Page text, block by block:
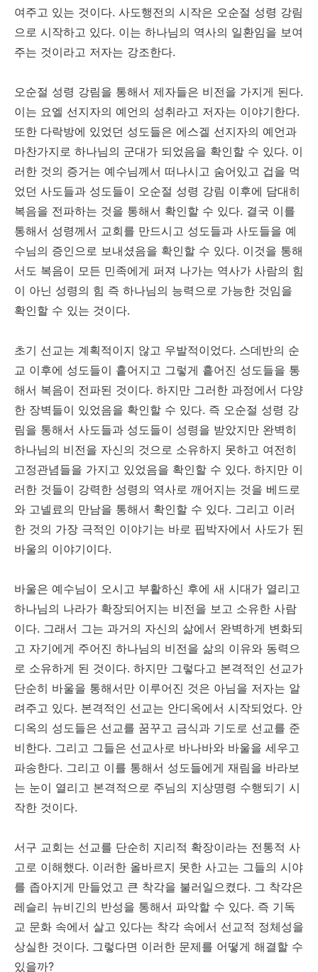
여주고 있는 것이다. 사도행전의 시작은 오순절 성령 강림
으로 시작하고 있다. 이는 하나님의 역사의 일환임을 보여
주는 것이라고 저자는 강조한다.
오순절 성령 강림을 통해서 제자들은 비전을 가지게 된다.
이는 요엘 선지자의 예언의 성취라고 저자는 이야기한다.
또한 다락방에 있었던 성도들은 에스겔 선지자의 예언과
마찬가지로 하나님의 군대가 되었음을 확인할 수 있다. 이
러한 것의 증거는 예수님께서 떠나시고 숨어있고 겁을 먹
었던 사도들과 성도들이 오순절 성령 강림 이후에 담대히
복음을 전파하는 것을 통해서 확인할 수 있다. 결국 이를
통해서 성령께서 교회를 만드시고 성도들과 사도들을 예
수님의 증인으로 보내셨음을 확인할 수 있다. 이것을 통해
서도 복음이 모든 민족에게 퍼져 나가는 역사가 사람의 힘
이 아닌 성령의 힘 즉 하나님의 능력으로 가능한 것임을
확인할 수 있는 것이다.
초기 선교는 계획적이지 않고 우발적이었다. 스데반의 순
교 이후에 성도들이 흩어지고 그렇게 흩어진 성도들을 통
해서 복음이 전파된 것이다. 하지만 그러한 과정에서 다양
한 장벽들이 있었음을 확인할 수 있다. 즉 오순절 성령 강
림을 통해서 사도들과 성도들이 성령을 받았지만 완벽히
하나님의 비전을 자신의 것으로 소유하지 못하고 여전히
고정관념들을 가지고 있었음을 확인할 수 있다. 하지만 이
러한 것들이 강력한 성령의 역사로 깨어지는 것을 베드로
와 고넬료의 만남을 통해서 확인할 수 있다. 그리고 이러
한 것의 가장 극적인 이야기는 바로 핍박자에서 사도가 된
바울의 이야기이다.
바울은 예수님이 오시고 부활하신 후에 새 시대가 열리고
하나님의 나라가 확장되어지는 비전을 보고 소유한 사람
이다. 그래서 그는 과거의 자신의 삶에서 완벽하게 변화되
고 자기에게 주어진 하나님의 비전을 삶의 이유와 동력으
로 소유하게 된 것이다. 하지만 그렇다고 본격적인 선교가
단순히 바울을 통해서만 이루어진 것은 아님을 저자는 알
려주고 있다. 본격적인 선교는 안디옥에서 시작되었다. 안
디옥의 성도들은 선교를 꿈꾸고 금식과 기도로 선교를 준
비한다. 그리고 그들은 선교사로 바나바와 바울을 세우고
파송한다. 그리고 이를 통해서 성도들에게 재림을 바라보
는 눈이 열리고 본격적으로 주님의 지상명령 수행되기 시
작한 것이다.
서구 교회는 선교를 단순히 지리적 확장이라는 전통적 사
고로 이해했다. 이러한 올바르지 못한 사고는 그들의 시야
를 좁아지게 만들었고 큰 착각을 불러일으켰다. 그 착각은
레슬리 뉴비긴의 반성을 통해서 파악할 수 있다. 즉 기독
교 문화 속에서 살고 있다는 착각 속에서 선교적 정체성을
상실한 것이다. 그렇다면 이러한 문제를 어떻게 해결할 수
있을까?